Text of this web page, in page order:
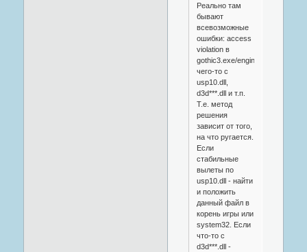
Реально там
бывают
всевозможные
ошибки: access
violation в
gothic3.exe/engine.dll,
чего-то с
usp10.dll,
d3d***.dll и т.п.
Т.е. метод
решения
зависит от того,
на что ругается.
Если
стабильные
вылеты по
usp10.dll - найти
и положить
данный файл в
корень игры или
system32. Если
что-то с
d3d***.dll -